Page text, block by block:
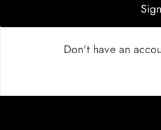
Don't have an